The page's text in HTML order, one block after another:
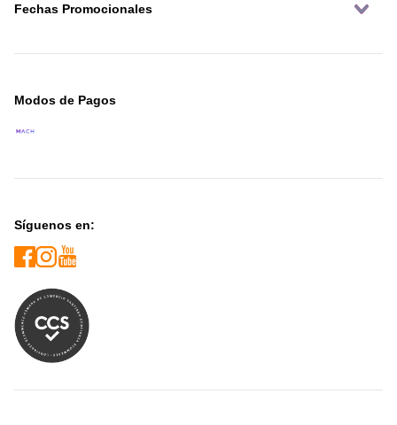
Fechas Promocionales
Modos de Pagos
Síguenos en: